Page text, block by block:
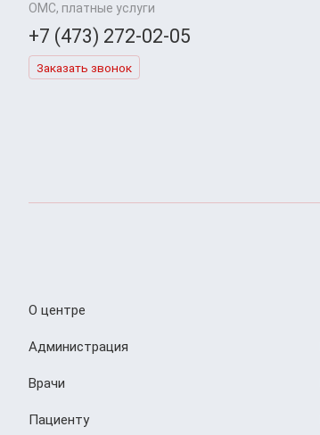
ОМС, платные услуги
+7 (473) 272-02-05
Заказать звонок
О центре
Администрация
Врачи
Пациенту